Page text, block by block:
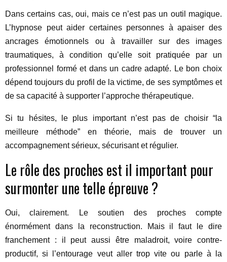
Dans certains cas, oui, mais ce n’est pas un outil magique.
L’hypnose peut aider certaines personnes à apaiser des
ancrages émotionnels ou à travailler sur des images
traumatiques, à condition qu’elle soit pratiquée par un
professionnel formé et dans un cadre adapté. Le bon choix
dépend toujours du profil de la victime, de ses symptômes et
de sa capacité à supporter l’approche thérapeutique.
Si tu hésites, le plus important n’est pas de choisir “la
meilleure méthode” en théorie, mais de trouver un
accompagnement sérieux, sécurisant et régulier.
Le rôle des proches est il important pour
surmonter une telle épreuve ?
Oui, clairement. Le soutien des proches compte
énormément dans la reconstruction. Mais il faut le dire
franchement : il peut aussi être maladroit, voire contre-
productif, si l’entourage veut aller trop vite ou parle à la